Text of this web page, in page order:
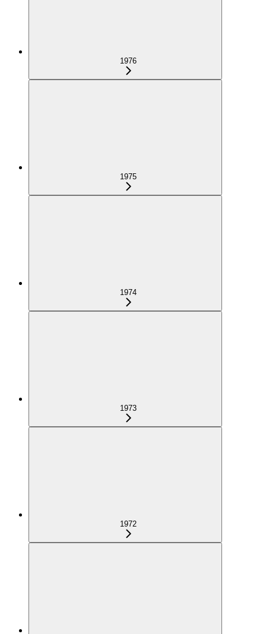
1976
1975
1974
1973
1972